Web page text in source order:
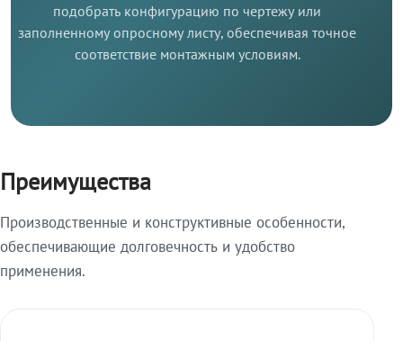
подобрать конфигурацию по чертежу или
заполненному опросному листу, обеспечивая точное
соответствие монтажным условиям.
Преимущества
Производственные и конструктивные особенности,
обеспечивающие долговечность и удобство
применения.